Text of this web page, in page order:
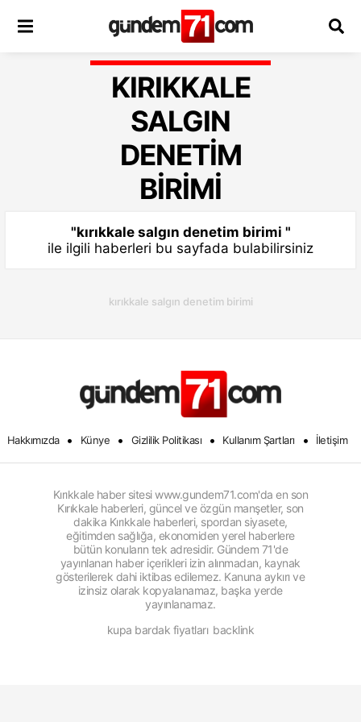
KIRIKKALE
SALGIN
DENETIM
BIRIMI
"kırıkkale salgın denetim birimi "
ile ilgili haberleri bu sayfada bulabilirsiniz
kırıkkale salgın denetim birimi
Hakkımızda • Künye • Gizlilik Politikası • Kullanım Şartları • İletişim
Kırıkkale haber sitesi www.gundem71.com'da en son
Kırıkkale haberleri, güncel ve özgün manşetler, son
dakika Kırıkkale haberleri, spordan siyasete,
eğitimden sağlığa, ekonomiden yerel haberlere
bütün konuların tek adresidir. Gündem 71'de
yayınlanan haber içerikleri izin alınmadan, kaynak
gösterilerek dahi iktibas edilemez. Kanuna aykırı ve
izinsiz olarak kopyalanamaz, başka yerde
yayınlanamaz.
kupa bardak fiyatları backlink